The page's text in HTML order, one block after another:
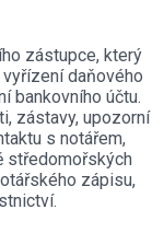
zástupce, který
daňového
bankovního účtu.
zástavy, upozorní
s notářem,
středomořských
zápisu,